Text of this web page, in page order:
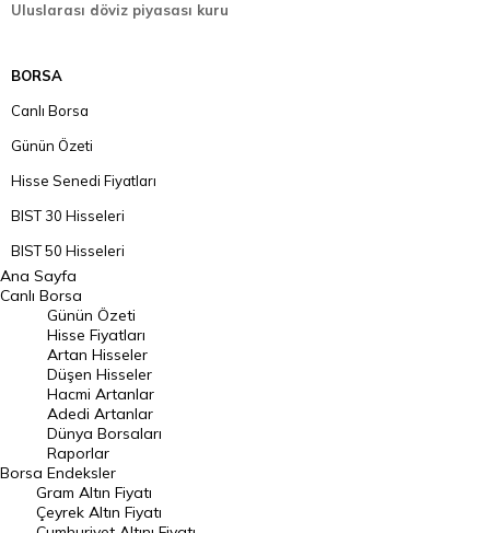
Uluslarası döviz piyasası kuru
BORSA
Canlı Borsa
Günün Özeti
Hisse Senedi Fiyatları
BIST 30 Hisseleri
BIST 50 Hisseleri
BIST 100 Hisseleri
En Çok Artan Hisseler
En Çok Düşen Hisseler
Hacmi Artanlar
Geçmiş Kapanışlar
Dünya Borsaları
Raporlar
Ana Sayfa
Canlı Borsa
Borsa
Günün Özeti
Hisse Fiyatları
Artan Hisseler
Düşen Hisseler
Hacmi Artanlar
Adedi Artanlar
Dünya Borsaları
Raporlar
Endeksler
Gram Altın Fiyatı
Çeyrek Altın Fiyatı